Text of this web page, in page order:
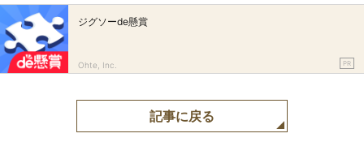
ジグソーde懸賞
Ohte, Inc. PR
記事に戻る